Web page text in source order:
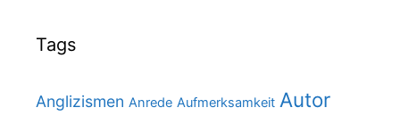
Tags
Anglizismen Anrede Aufmerksamkeit Autor